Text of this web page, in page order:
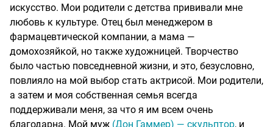
искусство. Мои родители с детства прививали мне
любовь к культуре. Отец был менеджером в
фармацевтической компании, а мама —
домохозяйкой, но также художницей. Творчество
было частью повседневной жизни, и это, безусловно,
повлияло на мой выбор стать актрисой. Мои родители,
а затем и моя собственная семья всегда
поддерживали меня, за что я им всем очень
благодарна. Мой муж (Дон Гаммер) — скульптор, и